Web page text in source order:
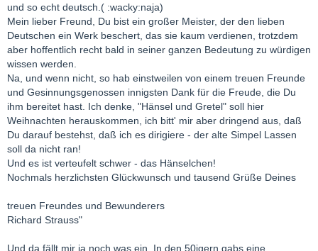
und so echt deutsch.( :wacky:naja)
Mein lieber Freund, Du bist ein großer Meister, der den lieben
Deutschen ein Werk beschert, das sie kaum verdienen, trotzdem
aber hoffentlich recht bald in seiner ganzen Bedeutung zu würdigen
wissen werden.
Na, und wenn nicht, so hab einstweilen von einem treuen Freunde
und Gesinnungsgenossen innigsten Dank für die Freude, die Du
ihm bereitet hast. Ich denke, "Hänsel und Gretel" soll hier
Weihnachten herauskommen, ich bitt' mir aber dringend aus, daß
Du darauf bestehst, daß ich es dirigiere - der alte Simpel Lassen
soll da nicht ran!
Und es ist verteufelt schwer - das Hänselchen!
Nochmals herzlichsten Glückwunsch und tausend Grüße Deines
treuen Freundes und Bewunderers
Richard Strauss"
Und da fällt mir ja noch was ein. In den 50igern gabs eine